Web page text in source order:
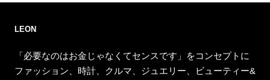
LEON
「必要なのはお金じゃなくてセンスです」をコンセプトに
ファッション、時計、クルマ、ジュエリー、ビューティー&